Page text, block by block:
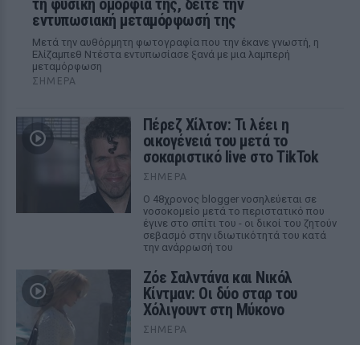
τη φυσική ομορφιά της, δείτε την
εντυπωσιακή μεταμόρφωσή της
Μετά την αυθόρμητη φωτογραφία που την έκανε γνωστή, η
Ελίζαμπεθ Ντέστα εντυπωσίασε ξανά με μια λαμπερή
μεταμόρφωση
ΣΉΜΕΡΑ
Πέρεζ Χίλτον: Τι λέει η
οικογένειά του μετά το
σοκαριστικό live στο TikTok
ΣΉΜΕΡΑ
Ο 48χρονος blogger νοσηλεύεται σε
νοσοκομείο μετά το περιστατικό που
έγινε στο σπίτι του - οι δικοί του ζητούν
σεβασμό στην ιδιωτικότητά του κατά
την ανάρρωσή του
Ζόε Σαλντάνα και Νικόλ
Κίντμαν: Οι δύο σταρ του
Χόλιγουντ στη Μύκονο
ΣΉΜΕΡΑ